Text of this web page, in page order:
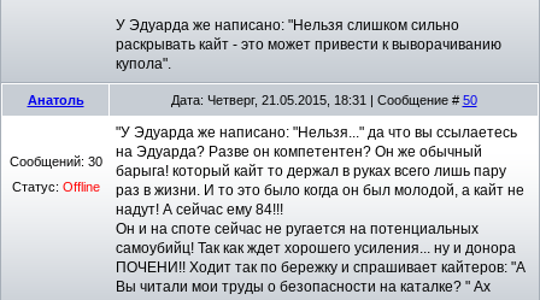
У Эдуарда же написано: "Нельзя слишком сильно
раскрывать кайт - это может привести к выворачиванию
купола".
Анатоль Дата: Четверг, 21.05.2015, 18:31 | Сообщение # 50
Сообщений: 30
Статус: Offline
"У Эдуарда же написано: "Нельзя..." да что вы ссылаетесь
на Эдуарда? Разве он компетентен? Он же обычный
барыга! который кайт то держал в руках всего лишь пару
раз в жизни. И то это было когда он был молодой, а кайт не
надут! А сейчас ему 84!!!
Он и на споте сейчас не ругается на потенциальных
самоубийц! Так как ждет хорошего усиления... ну и донора
ПОЧЕНИ!! Ходит так по бережку и спрашивает кайтеров: "А
Вы читали мои труды о безопасности на каталке? " Ах